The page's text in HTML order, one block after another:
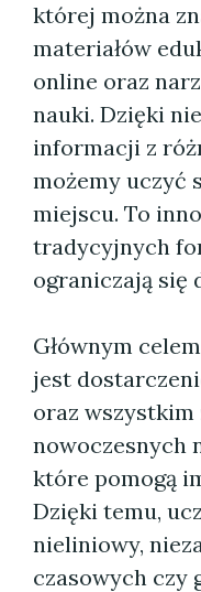
której można
materiałów
online oraz
nauki. Dzięki
informacji z
możemy uczyć
miejscu. To
tradycyjnych
ograniczają się
Głównym
jest
oraz
nowoczesnych
które pomogą
Dzięki temu,
nieliniowy,
czasowych czy